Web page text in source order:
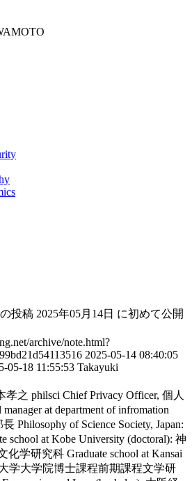
投稿 2025年05月14日 に初めて公開
archive/note.html?
2025-05-14 08:40:05
05-18 11:55:53 Takayuki
孝之 philsci Chief Privacy Officer, 個人
at department of infromation
長 Philosophy of Science Society, Japan:
school at Kobe University (doctoral): 神
化学研究科 Graduate school at Kansai
学大学院博士課程前期課程文学研